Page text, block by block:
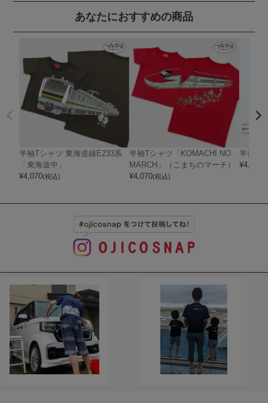
あなたにおすすめの商品
半袖Tシャツ 東海道線E233系
「東海道中」
¥4,070(税込)
半袖Tシャツ「KOMACHI NO
MARCH」（こまちのマーチ）
¥4,070(税込)
半袖T
¥4,070